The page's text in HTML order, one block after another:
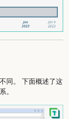
同。 下面概述了这
。